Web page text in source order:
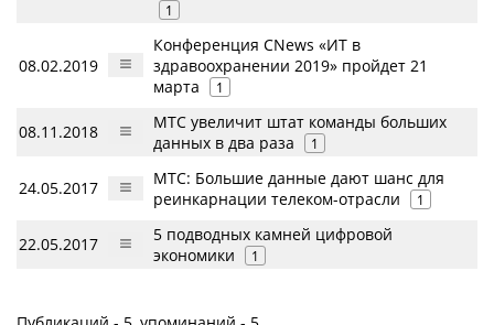
1
08.02.2019
Конференция CNews «ИТ в
здравоохранении 2019» пройдет 21
марта
1
08.11.2018
МТС увеличит штат команды больших
данных в два раза
1
24.05.2017
МТС: Большие данные дают шанс для
реинкарнации телеком-отрасли
1
22.05.2017
5 подводных камней цифровой
экономики
1